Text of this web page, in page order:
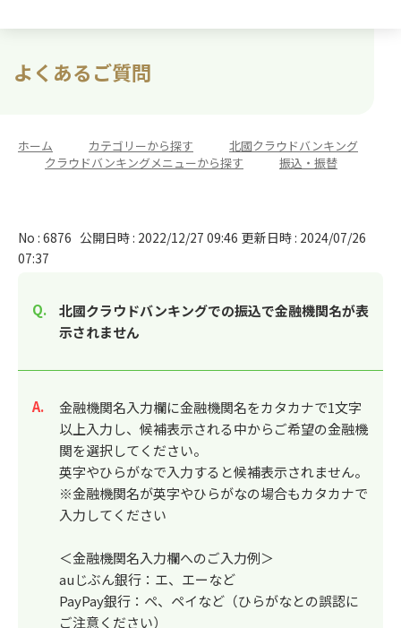
よくあるご質問
ホーム カテゴリーから探す
北國クラウドバンキング
クラウドバンキングメニューから探す 振込・振替
No : 6876 公開日時 : 2022/12/27 09:46 更新日時 : 2024/07/26
07:37
北國クラウドバンキングでの振込で金融機関名が表
示されません
回答
金融機関名入力欄に金融機関名をカタカナで1文字
以上入力し、候補表示される中からご希望の金融機
関を選択してください。
英字やひらがなで入力すると候補表示されません。
※金融機関名が英字やひらがなの場合もカタカナで
入力してください
＜金融機関名入力欄へのご入力例＞
auじぶん銀行：エ、エーなど
PayPay銀行：ペ、ペイなど（ひらがなとの誤認に
ご注意ください）